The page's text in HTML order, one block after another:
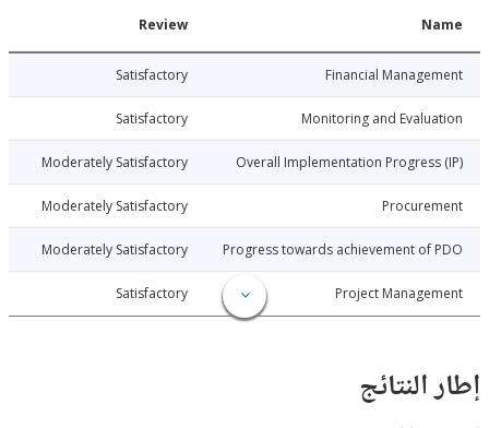
Financial
Satisfactory
Monitoring and
Satisfactory
Overall Implementation
Moderately Satisfactory
03-30
Moderately Satisfactory
03-30
Progress towards achievement of
Moderately Satisfactory
03-30
Project
Satisfactory